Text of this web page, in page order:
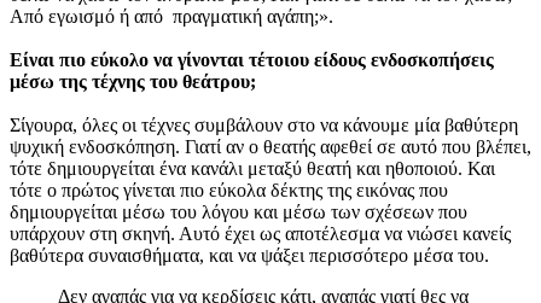
Από εγωισμό ή από πραγματική αγάπη;».
Είναι πιο εύκολο να γίνονται τέτοιου είδους ενδοσκοπήσεις
μέσω της τέχνης του θεάτρου;
Σίγουρα, όλες οι τέχνες συμβάλουν στο να κάνουμε μία βαθύτερη
ψυχική ενδοσκόπηση. Γιατί αν ο θεατής αφεθεί σε αυτό που βλέπει,
τότε δημιουργείται ένα κανάλι μεταξύ θεατή και ηθοποιού. Και
τότε ο πρώτος γίνεται πιο εύκολα δέκτης της εικόνας που
δημιουργείται μέσω του λόγου και μέσω των σχέσεων που
υπάρχουν στη σκηνή. Αυτό έχει ως αποτέλεσμα να νιώσει κανείς
βαθύτερα συναισθήματα, και να ψάξει περισσότερο μέσα του.
Δεν αγαπάς για να κερδίσεις κάτι, αγαπάς γιατί θες να